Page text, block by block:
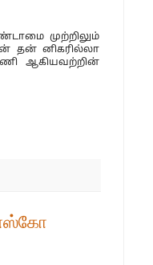
முற்றிலும்
தன் னிகரில்லா
ஆகியவற்றின்